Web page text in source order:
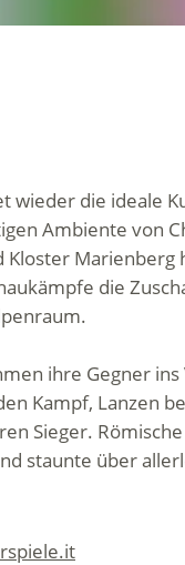
wieder die ideale
Ambiente von
Kloster Marienberg
die
ihre Gegner
Kampf, Lanzen
Sieger.
staunte über